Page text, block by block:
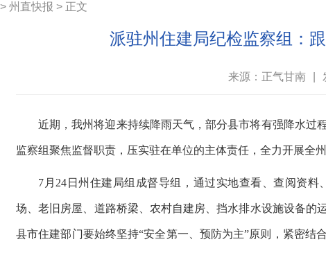
> 州直快报 > 正文
派驻州住建局纪检监察组：
来源：正气甘南
近期，我州将迎来持续降雨天气，部分县市将有强降水过
监察组聚焦监督职责，压实驻在单位的主体责任，全力开展全
7月24日州住建局组成督导组，通过实地查看、查阅资
场、老旧房屋、道路桥梁、农村自建房、挡水排水设施设备的
县市住建部门要始终坚持“安全第一、预防为主”原则，紧密